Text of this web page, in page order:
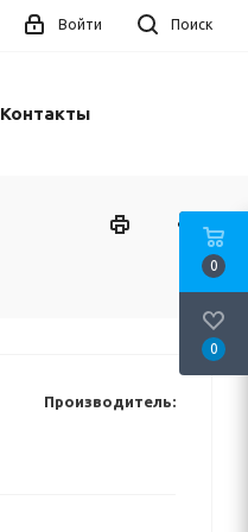
Поиск
Войти
Контакты
Производитель:
0
0